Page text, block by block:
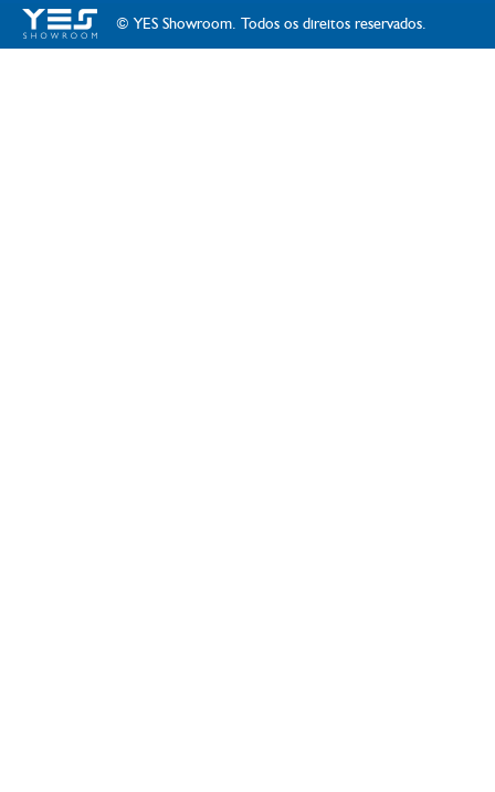
© YES Showroom. Todos os direitos reservados.